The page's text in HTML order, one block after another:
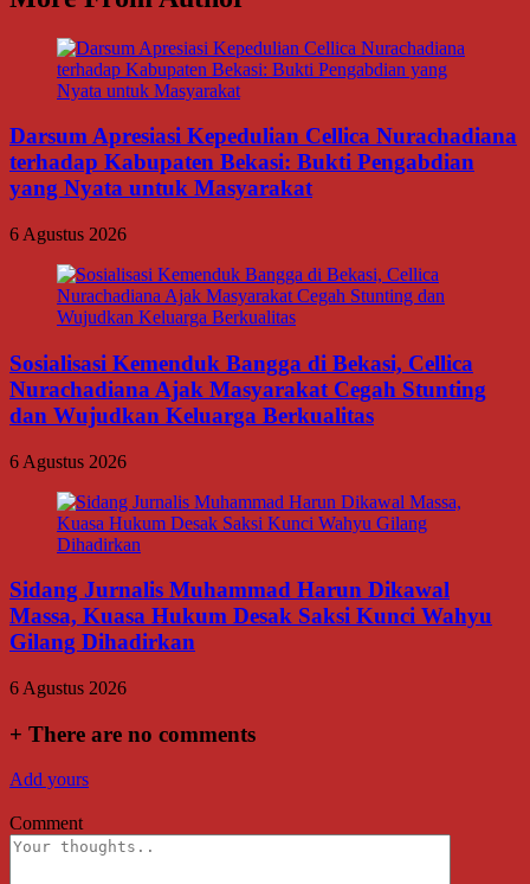
Darsum Apresiasi Kepedulian Cellica Nurachadiana
terhadap Kabupaten Bekasi: Bukti Pengabdian
yang Nyata untuk Masyarakat
6 Agustus 2026
Sosialisasi Kemenduk Bangga di Bekasi, Cellica
Nurachadiana Ajak Masyarakat Cegah Stunting
dan Wujudkan Keluarga Berkualitas
6 Agustus 2026
Sidang Jurnalis Muhammad Harun Dikawal
Massa, Kuasa Hukum Desak Saksi Kunci Wahyu
Gilang Dihadirkan
6 Agustus 2026
+ There are no comments
Add yours
Comment